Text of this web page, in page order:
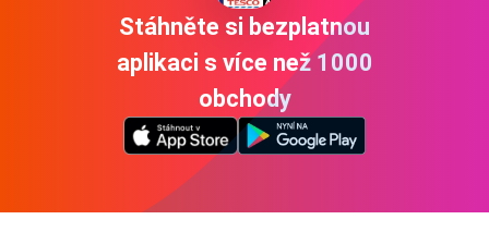
Stáhněte si bezplatnou
aplikaci s více než 1000
obchody